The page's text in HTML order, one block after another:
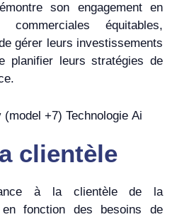
son engagement en
équitables,
gérer leurs investissements
planifier leurs stratégies de
clientèle
à la clientèle de la
fonction des besoins de